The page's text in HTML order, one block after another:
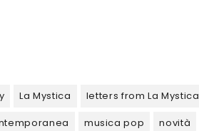
La Mystica letters from La Mystica
musica pop novità